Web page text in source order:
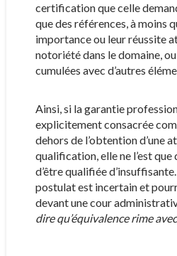
certification que celle
que des références, à moins
importance ou leur réussite
notoriété dans le domaine, ou
cumulées avec d’autres
Ainsi, si la garantie
explicitement consacrée
dehors de l’obtention d’une
qualification, elle ne l’est
d’être qualifiée
postulat est incertain et
devant une cour
dire qu’équivalence rime